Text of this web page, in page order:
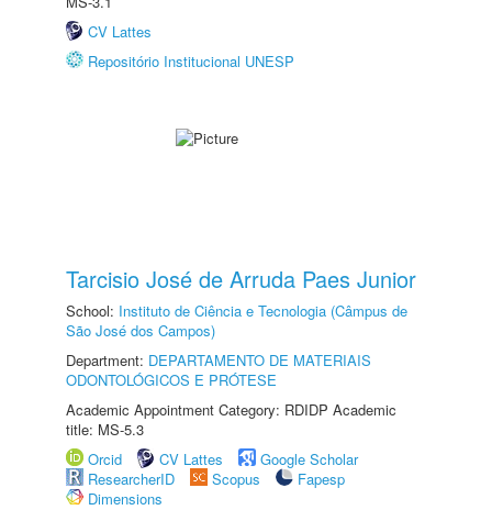
CV Lattes
Repositório Institucional UNESP
Tarcisio José de Arruda Paes Junior
School: Instituto de Ciência e Tecnologia (Câmpus de
São José dos Campos)
Department: DEPARTAMENTO DE MATERIAIS
ODONTOLÓGICOS E PRÓTESE
Academic Appointment Category: RDIDP Academic
title: MS-5.3
Orcid
CV Lattes
Google Scholar
ResearcherID
Scopus
Fapesp
Dimensions